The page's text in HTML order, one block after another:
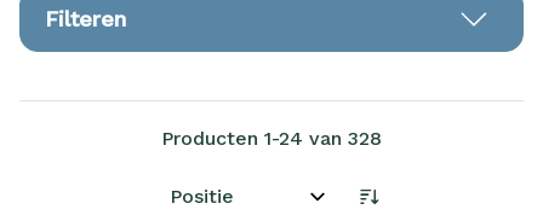
Filteren
Producten 1-24 van 328
Sorteer op: